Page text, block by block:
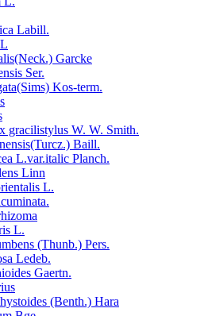
Labill.
Garcke
Ser.
Kos-term.
gracilistylus W. W. Smith.
Baill.
L.var.italic Planch.
Linn
L.
L.
(Thunb.) Pers.
Ledeb.
Gaertn.
(Benth.) Hara